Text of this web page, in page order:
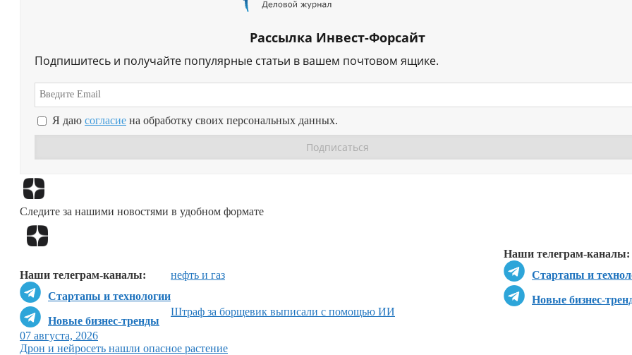
Рассылка Инвест-Форсайт
Подпишитесь и получайте популярные статьи в вашем почтовом ящике.
Я даю согласие на обработку своих персональных данных.
Следите за нашими новостями в удобном формате
Наши телеграм-каналы:
Стартапы и
Новые бизнес-
Наши телеграм-каналы:
Стартапы и технологии
Новые бизнес-тренды
нефть и газ
Штраф за борщевик выписали с помощью ИИ
07 августа, 2026
Дрон и нейросеть нашли опасное растение